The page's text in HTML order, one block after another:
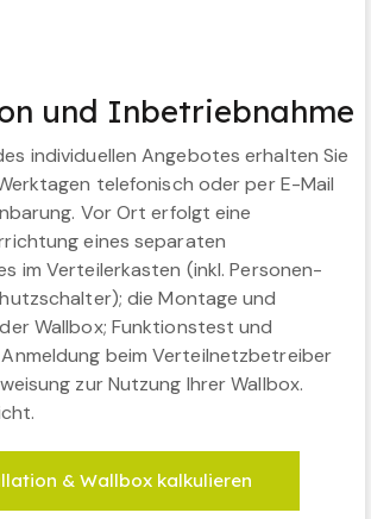
und Inbetriebnahme
individuellen Angebotes erhalten Sie
telefonisch oder per E-Mail
Vor Ort erfolgt eine
eines separaten
im Verteilerkasten (inkl. Personen-
die Montage und
Wallbox; Funktionstest und
beim Verteilnetzbetreiber
zur Nutzung Ihrer Wallbox.
& Wallbox kalkulieren